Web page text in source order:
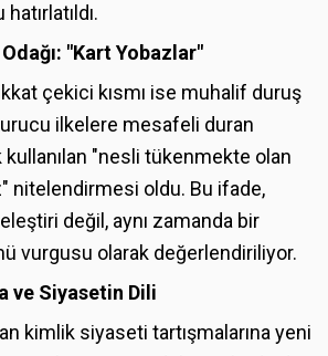
"Kart Yobazlar"
çekici kısmı ise muhalif duruş
ilkelere mesafeli duran
"nesli tükenmekte olan
nitelendirmesi oldu. Bu ifade,
değil, aynı zamanda bir
vurgusu olarak değerlendiriliyor.
ve Siyasetin Dili
kimlik siyaseti tartışmalarına yeni